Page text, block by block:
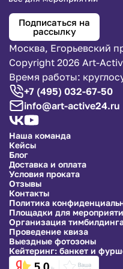
Подписаться на
рассылку
Москва, Егорьевский
Copyright 2026 Art-
Время работы:
+7 (495) 032-67-50
info@art-active24.ru
Наша команда
Кейсы
Блог
Доставка и оплата
Условия проката
Отзывы
Контакты
Политика
Площадки для
Организация
Проведение квиза
Выездные фотозоны
Кейтеринг: банкет и